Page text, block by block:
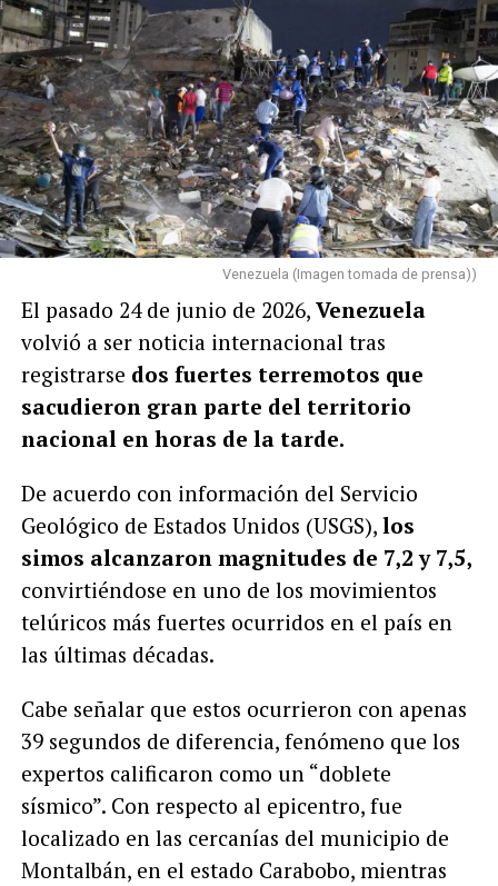
Venezuela (Imagen tomada de prensa))
El pasado 24 de junio de 2026, Venezuela
volvió a ser noticia internacional tras
registrarse dos fuertes terremotos que
sacudieron gran parte del territorio
nacional en horas de la tarde.
De acuerdo con información del Servicio
Geológico de Estados Unidos (USGS), los
simos alcanzaron magnitudes de 7,2 y 7,5,
convirtiéndose en uno de los movimientos
telúricos más fuertes ocurridos en el país en
las últimas décadas.
Cabe señalar que estos ocurrieron con apenas
39 segundos de diferencia, fenómeno que los
expertos calificaron como un “doblete
sísmico”. Con respecto al epicentro, fue
localizado en las cercanías del municipio de
Montalbán, en el estado Carabobo, mientras